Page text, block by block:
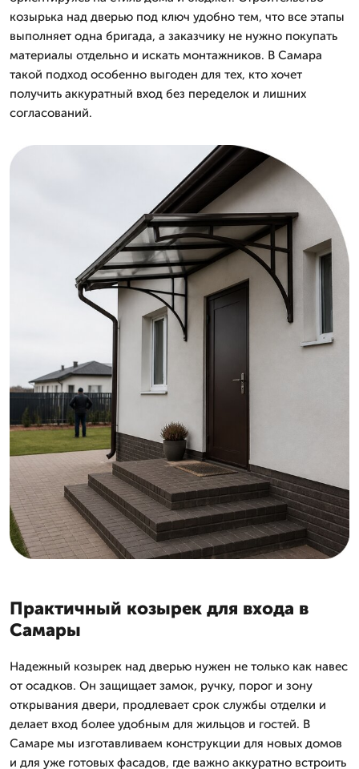
козырька над дверью под ключ удобно тем, что все этапы
выполняет одна бригада, а заказчику не нужно покупать
материалы отдельно и искать монтажников. В Самара
такой подход особенно выгоден для тех, кто хочет
получить аккуратный вход без переделок и лишних
согласований.
Практичный козырек для входа в
Самары
Надежный козырек над дверью нужен не только как навес
от осадков. Он защищает замок, ручку, порог и зону
открывания двери, продлевает срок службы отделки и
делает вход более удобным для жильцов и гостей. В
Самаре мы изготавливаем конструкции для новых домов
и для уже готовых фасадов, где важно аккуратно встроить